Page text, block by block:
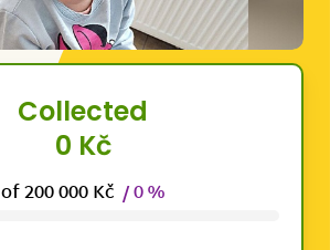
Collected
0 Kč
of 200 000 Kč / 0 %